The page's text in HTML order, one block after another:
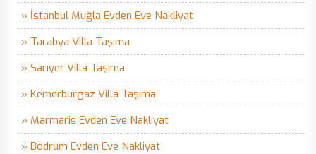
» İstanbul Muğla Evden Eve Nakliyat
» Tarabya Villa Taşıma
» Sarıyer Villa Taşıma
» Kemerburgaz Villa Taşıma
» Marmaris Evden Eve Nakliyat
» Bodrum Evden Eve Nakliyat